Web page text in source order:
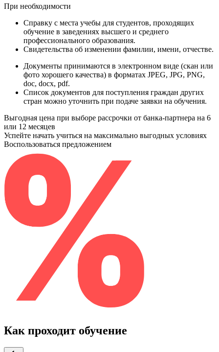
При необходимости
Справку с места учебы для студентов, проходящих
обучение в заведениях высшего и среднего
профессионального образования.
Свидетельства об изменении фамилии, имени, отчестве.
Документы принимаются в электронном виде (скан или
фото хорошего качества) в форматах JPEG, JPG, PNG,
doc, docx, pdf.
Список документов для поступления граждан других
стран можно уточнить при подаче заявки на обучения.
Выгодная цена при выборе рассрочки от банка-партнера на 6
или 12 месяцев
Успейте начать учиться на максимально выгодных условиях
Воспользоваться предложением
Как проходит обучение